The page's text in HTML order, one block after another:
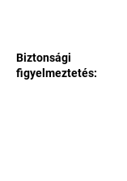
Biztonsági
figyelmeztetés: